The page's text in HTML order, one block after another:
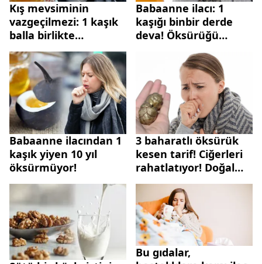
Kış mevsiminin
vazgeçilmezi: 1 kaşık
balla birlikte
tüketince mikrobu
söküp atıyor!
Babaanne ilacı: 1
kaşığı binbir derde
deva! Öksürüğü
Babaanne ilacından 1
kaşık yiyen 10 yıl
öksürmüyor!
3 baharatlı öksürük
kesen tarif! Ciğerleri
rahatlatıyor! Doğal
antibiyotik...
Bu gıdalar,